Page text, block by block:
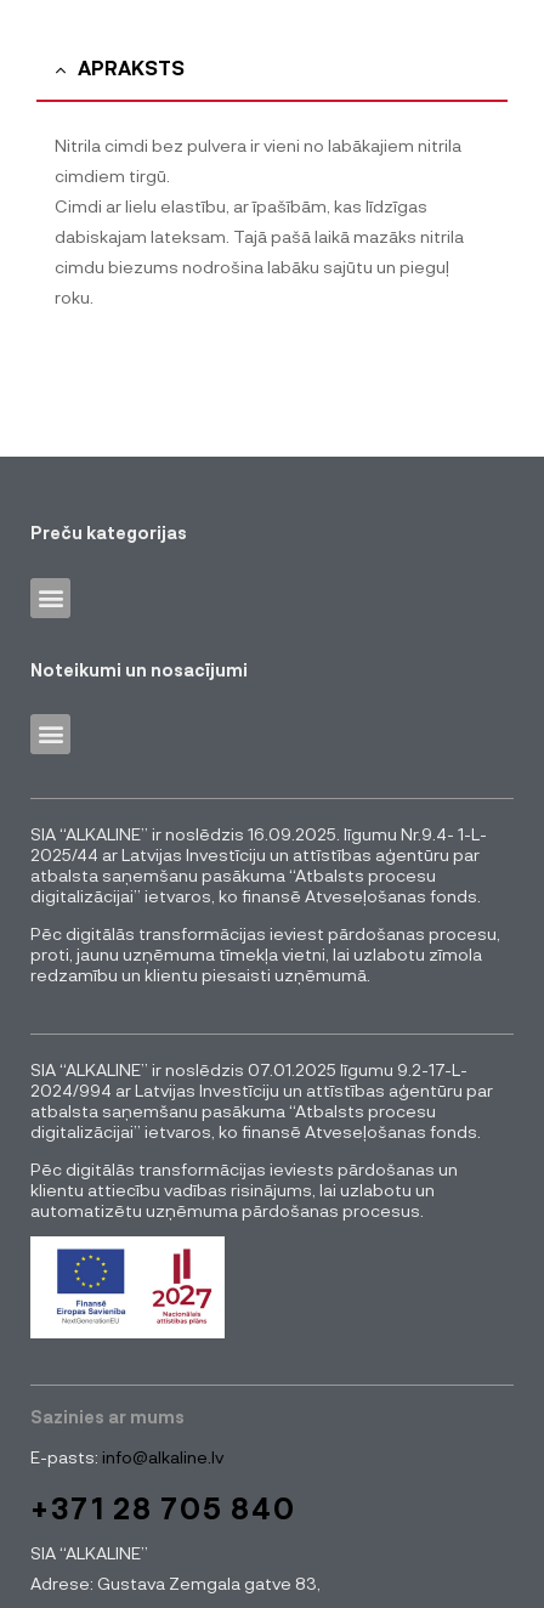
APRAKSTS
Nitrila cimdi bez pulvera ir vieni no labākajiem nitrila
cimdiem tirgū.
Cimdi ar lielu elastību, ar īpašībām, kas līdzīgas
dabiskajam lateksam. Tajā pašā laikā mazāks nitrila
cimdu biezums nodrošina labāku sajūtu un pieguļ
roku.
Preču kategorijas
Noteikumi un nosacījumi
SIA “ALKALINE” ir noslēdzis 16.09.2025. līgumu Nr.9.4- 1-L-
2025/44 ar Latvijas Investīciju un attīstības aģentūru par
atbalsta saņemšanu pasākuma “Atbalsts procesu
digitalizācijai” ietvaros, ko finansē Atveseļošanas fonds.
Pēc digitālās transformācijas ieviest pārdošanas procesu,
proti, jaunu uzņēmuma tīmekļa vietni, lai uzlabotu zīmola
redzamību un klientu piesaisti uzņēmumā.
SIA “ALKALINE” ir noslēdzis 07.01.2025 līgumu 9.2-17-L-
2024/994 ar Latvijas Investīciju un attīstības aģentūru par
atbalsta saņemšanu pasākuma “Atbalsts procesu
digitalizācijai” ietvaros, ko finansē Atveseļošanas fonds.
Pēc digitālās transformācijas ieviests pārdošanas un
klientu attiecību vadības risinājums, lai uzlabotu un
automatizētu uzņēmuma pārdošanas procesus.
Sazinies ar mums
E-pasts: info@alkaline.lv
+371 28 705 840
SIA “ALKALINE”
Adrese: Gustava Zemgala gatve 83,